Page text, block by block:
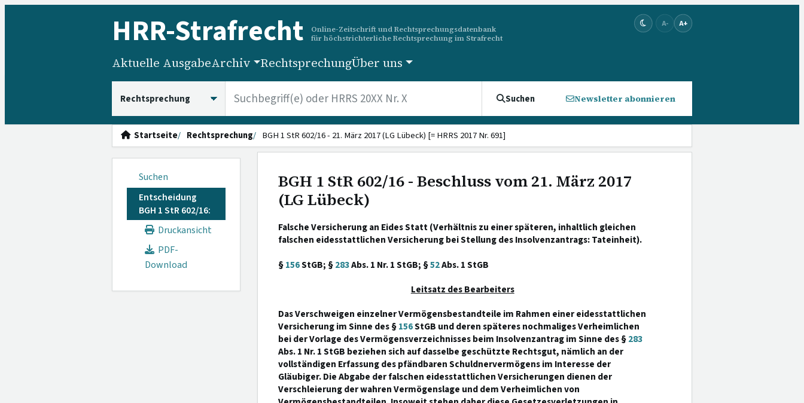
HRR-Strafrecht
Online-Zeitschrift und Rechtsprechungsdatenbank
für höchstrichterliche Rechtsprechung im Strafrecht
A- A+
Aktuelle AusgabeArchiv RechtsprechungÜber uns
Suchen Newsletter abonnieren
Startseite Rechtsprechung BGH 1 StR 602/16 - 21. März 2017 (LG Lübeck) [= HRRS 2017 Nr. 691]
Suchen
Entscheidung
BGH 1 StR 602/16:
Druckansicht
PDF-
Download
BGH 1 StR 602/16 - Beschluss vom 21. März 2017
(LG Lübeck)
Falsche Versicherung an Eides Statt (Verhältnis zu einer späteren, inhaltlich gleichen
falschen eidesstattlichen Versicherung bei Stellung des Insolvenzantrags: Tateinheit).
§156StGB; §283Abs. 1 Nr. 1 StGB; §52Abs. 1 StGB
Leitsatz des Bearbeiters
Das Verschweigen einzelner Vermögensbestandteile im Rahmen einer eidesstattlichen
Versicherung im Sinne des §156StGB und deren späteres nochmaliges Verheimlichen
bei der Vorlage des Vermögensverzeichnisses beim Insolvenzantrag im Sinne des §283
Abs. 1 Nr. 1 StGB beziehen sich auf dasselbe geschützte Rechtsgut, nämlich an der
vollständigen Erfassung des pfändbaren Schuldnervermögens im Interesse der
Gläubiger. Die Abgabe der falschen eidesstattlichen Versicherungen dienen der
Verschleierung der wahren Vermögenslage und dem Verheimlichen von